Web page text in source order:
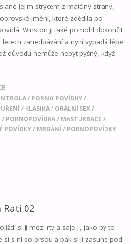
jejím strýcem z matčiny strany,
jmění, které zdědila po
Winston jí také pomohl dokončit
zanedbávání a nyní vypadá lépe
důvodu nemůže nebýt pyšný, když
/ PORNO POVÍDKY/
/ KLASIKA/ ORÁLNÍ SEX/
/ PORNOPOVÍDKA/ MASTURBACE /
POVÍDKY/ MRDÁNÍ / PORNOPOVÍDKY
Rati 02
si ji mezi rty a saje ji, jako by to
si s ní po prsou a pak si ji zasune pod